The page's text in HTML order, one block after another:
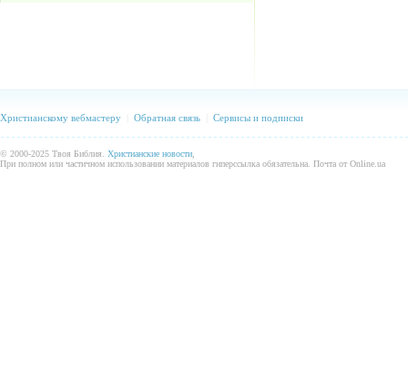
Христианскому вебмастеру Обратная связь Сервисы и подписки
© 2000-2025 Твоя Библия. Христианские новости
При полном или частичном использовании материалов гиперссылка обязательна. Почта от Online.ua